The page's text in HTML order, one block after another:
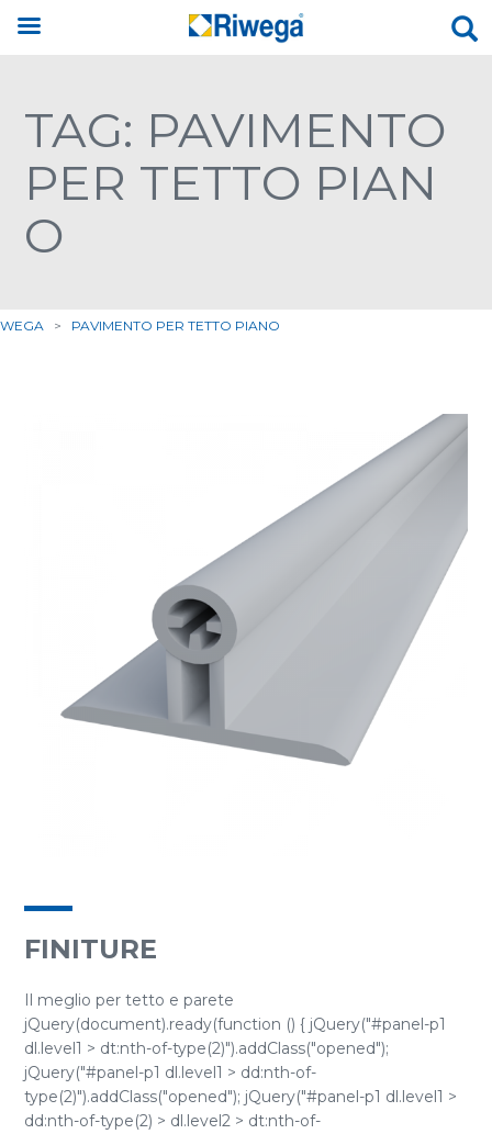
TAG: PAVIMENTO
PER TETTO PIAN
O
> PAVIMENTO PER TETTO PIANO
FINITURE
Il meglio per tetto e parete
jQuery(document).ready(function () { jQuery("#panel-p1
dl.level1 > dt:nth-of-type(2)").addClass("opened");
jQuery("#panel-p1 dl.level1 > dd:nth-of-
type(2)").addClass("opened"); jQuery("#panel-p1 dl.level1 >
dd:nth-of-type(2) > dl.level2 > dt:nth-of-